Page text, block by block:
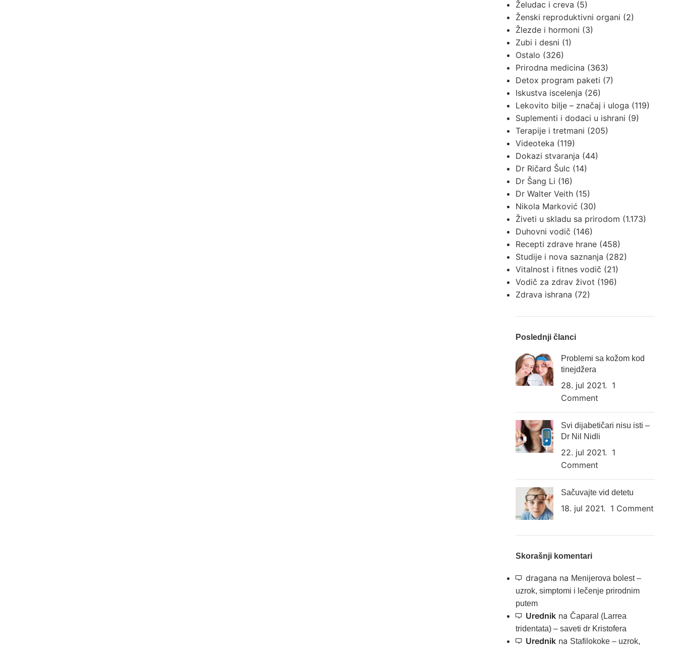
Želudac i creva (5)
Ženski reproduktivni organi (2)
Žlezde i hormoni (3)
Zubi i desni (1)
Ostalo (326)
Prirodna medicina (363)
Detox program paketi (7)
Iskustva iscelenja (26)
Lekovito bilje – značaj i uloga (119)
Suplementi i dodaci u ishrani (9)
Terapije i tretmani (205)
Videoteka (119)
Dokazi stvaranja (44)
Dr Ričard Šulc (14)
Dr Šang Li (16)
Dr Walter Veith (15)
Nikola Marković (30)
Živeti u skladu sa prirodom (1.173)
Duhovni vodič (146)
Recepti zdrave hrane (458)
Studije i nova saznanja (282)
Vitalnost i fitnes vodič (21)
Vodič za zdrav život (196)
Zdrava ishrana (72)
Poslednji članci
Problemi sa kožom kod
tinejdžera
28. jul 2021. 1
Comment
Svi dijabetičari nisu isti –
Dr Nil Nidli
22. jul 2021. 1
Comment
Sačuvajte vid detetu
18. jul 2021. 1 Comment
Skorašnji komentari
dragana na Menijerova bolest –
uzrok, simptomi i lečenje prirodnim
putem
Urednik naČaparal (Larrea
tridentata) – saveti dr Kristofera
Urednik na Stafilokoke – uzrok,